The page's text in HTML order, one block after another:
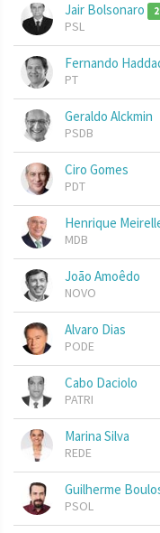
Jair Bolsonaro
PSL
Fernando
PT
Geraldo Alckmin
PSDB
Ciro Gomes
PDT
Henrique
MDB
João Amoêdo
NOVO
Alvaro Dias
PODE
Cabo Daciolo
PATRI
Marina Silva
REDE
Guilherme
PSOL